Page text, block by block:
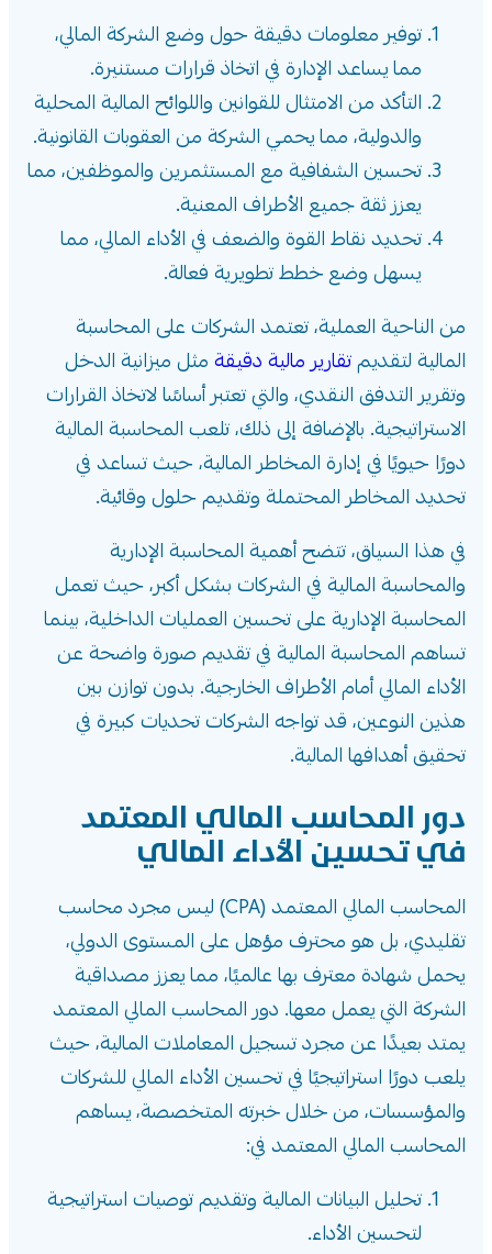
توفير معلومات دقيقة حول وضع الشركة المالي،
مما يساعد الإدارة في اتخاذ قرارات مستنيرة.
التأكد من الامتثال للقوانين واللوائح المالية المحلية
والدولية، مما يحمي الشركة من العقوبات القانونية.
تحسين الشفافية مع المستثمرين والموظفين، مما
يعزز ثقة جميع الأطراف المعنية.
تحديد نقاط القوة والضعف في الأداء المالي، مما
يسهل وضع خطط تطويرية فعالة.
من الناحية العملية، تعتمد الشركات على المحاسبة
المالية لتقديمتقارير مالية دقيقة مثل ميزانية الدخل
وتقرير التدفق النقدي، والتي تعتبر أساسًا لاتخاذ القرارات
الاستراتيجية. بالإضافة إلى ذلك، تلعب المحاسبة المالية
دورًا حيويًا في إدارة المخاطر المالية، حيث تساعد في
تحديد المخاطر المحتملة وتقديم حلول وقائية.
في هذا السياق، تتضح أهمية المحاسبة الإدارية
والمحاسبة المالية في الشركات بشكل أكبر، حيث تعمل
المحاسبة الإدارية على تحسين العمليات الداخلية، بينما
تساهم المحاسبة المالية في تقديم صورة واضحة عن
الأداء المالي أمام الأطراف الخارجية. بدون توازن بين
هذين النوعين، قد تواجه الشركات تحديات كبيرة في
تحقيق أهدافها المالية.
دور المحاسب المالي المعتمد
في تحسين الأداء المالي
المحاسب المالي المعتمد (CPA) ليس مجرد محاسب
تقليدي، بل هو محترف مؤهل على المستوى الدولي،
يحمل شهادة معترف بها عالميًا، مما يعزز مصداقية
الشركة التي يعمل معها. دور المحاسب المالي المعتمد
يمتد بعيدًا عن مجرد تسجيل المعاملات المالية، حيث
يلعب دورًا استراتيجيًا في تحسين الأداء المالي للشركات
والمؤسسات، من خلال خبرته المتخصصة، يساهم
المحاسب المالي المعتمد في:
تحليل البيانات المالية وتقديم توصيات استراتيجية
لتحسين الأداء.